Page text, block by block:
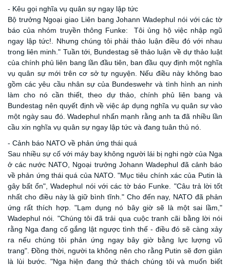
- Kêu gọi nghĩa vụ quân sự ngay lập tức
Bộ trưởng Ngoại giao Liên bang Johann Wadephul nói với các tờ
báo của nhóm truyền thông Funke: Tôi ủng hộ việc nhập ngũ
ngay lập tức!. Nhưng chúng tôi phải thảo luận điều đó với nhau
trong liên minh." Tuần tới, Bundestag sẽ thảo luận về dự thảo luật
của chính phủ liên bang lần đầu tiên, ban đầu quy định một nghĩa
vụ quân sự mới trên cơ sở tự nguyện. Nếu điều này không bao
gồm các yêu cầu nhân sự của Bundeswehr và tình hình an ninh
làm cho nó cần thiết, theo dự thảo, chính phủ liên bang và
Bundestag nên quyết định về việc áp dụng nghĩa vụ quân sự vào
một ngày sau đó. Wadephul nhấn mạnh rằng anh ta đã nhiều lần
cầu xin nghĩa vụ quân sự ngay lập tức và đang tuân thủ nó.
- Cảnh báo NATO về phản ứng thái quá
Sau nhiều sự cố với máy bay không người lái bị nghi ngờ của Nga
ở các nước NATO, Ngoại trưởng Johann Wadephul đã cảnh báo
về phản ứng thái quá của NATO. "Mục tiêu chính xác của Putin là
gây bất ổn", Wadephul nói với các tờ báo Funke. "Câu trả lời tốt
nhất cho điều này là giữ bình tĩnh." Cho đến nay, NATO đã phản
ứng rất thích hợp. "Lạm dụng nó bây giờ sẽ là một sai lầm,"
Wadephul nói. "Chúng tôi đã trải qua cuộc tranh cãi bằng lời nói
rằng Nga đang cố gắng lật ngược tình thế - điều đó sẽ càng xảy
ra nếu chúng tôi phản ứng ngay bây giờ bằng lực lượng vũ
trang". Đồng thời, người ta không nên cho rằng Putin sẽ đơn giản
là lùi bước. "Nga hiện đang thử thách chúng tôi và muốn biết